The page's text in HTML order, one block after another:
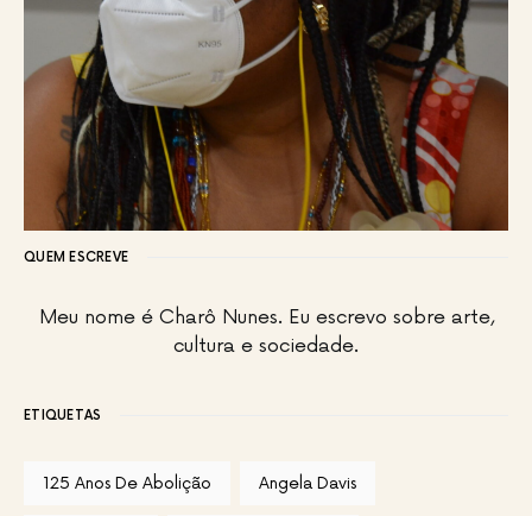
QUEM ESCREVE
Meu nome é Charô Nunes. Eu escrevo sobre arte,
cultura e sociedade.
ETIQUETAS
125 Anos De Abolição Angela Davis